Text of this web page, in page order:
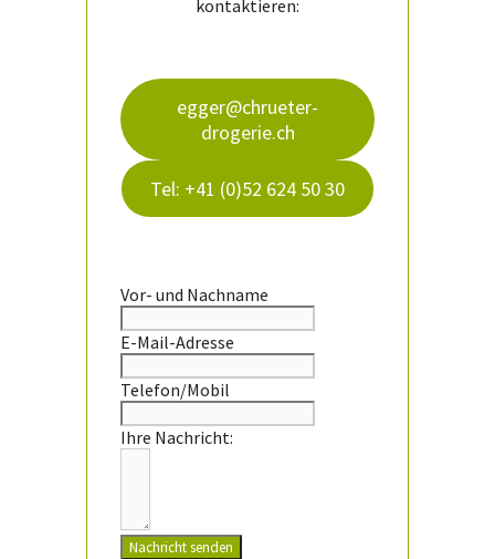
kontaktieren:
egger@chrueter-
drogerie.ch
Tel: +41 (0)52 624 50 30
Vor- und Nachname
E-Mail-Adresse
Telefon/Mobil
Ihre Nachricht:
Nachricht senden